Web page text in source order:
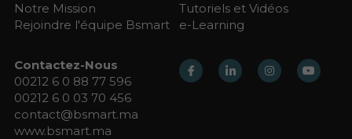
Notre Mission
Rejoindre l'équipe Bsmart
Tutoriels et Vidéos
e-Learning
Contactez-Nous
00212 6 0 88 77 596
00212 6 0 03 70 456
contact@bsmart.ma
www.bsmart.ma